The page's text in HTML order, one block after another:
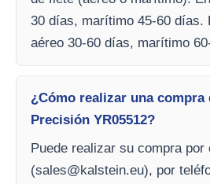
30 días, marítimo 45-60 días.
aéreo 30-60 días, marítimo
¿Cómo realizar una
Precisión YR05512?
Puede realizar su compra
(sales@kalstein.eu), por